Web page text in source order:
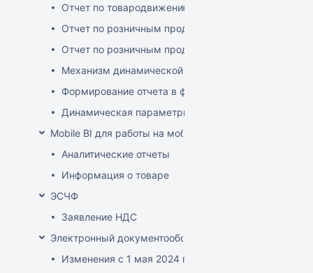
Отчет по товародвижению с товарной
Отчет по розничным продажам с детализацией по
Отчет по розничным продажам с детализацией по
Механизм динамической фильтрации и
Формирование отчета в файле XLSX-формата
Динамическая параметризация отображаемых в
Mobile BI для работы на мобильных устройствах
Аналитические отчеты
Информация о товаре
ЭСЧФ
Заявление НДС
Электронный документооборот (РБ)
Изменения с 1 мая 2024 года